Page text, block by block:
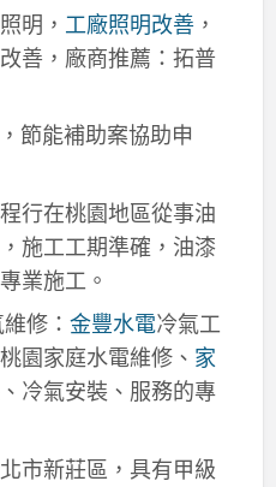
明， 工廠照明改善，
善，廠商推薦：拓普
節能補助案協助申
行在桃園地區從事油
施工工期準確，油漆
業施工。
修： 金豐水電冷氣工
園家庭水電維修、 家
冷氣安裝、服務的專
市新莊區，具有甲級